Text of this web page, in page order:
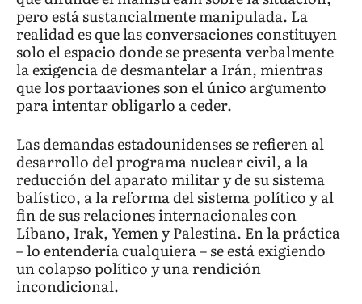
pero está sustancialmente manipulada. La
realidad es que las conversaciones constituyen
solo el espacio donde se presenta verbalmente
la exigencia de desmantelar a Irán, mientras
que los portaaviones son el único argumento
para intentar obligarlo a ceder.
Las demandas estadounidenses se refieren al
desarrollo del programa nuclear civil, a la
reducción del aparato militar y de su sistema
balístico, a la reforma del sistema político y al
fin de sus relaciones internacionales con
Líbano, Irak, Yemen y Palestina. En la práctica
– lo entendería cualquiera – se está exigiendo
un colapso político y una rendición
incondicional.